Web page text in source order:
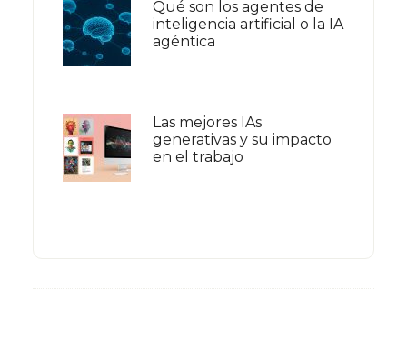
Qué son los agentes de
inteligencia artificial o la IA
agéntica
Las mejores IAs
generativas y su impacto
en el trabajo